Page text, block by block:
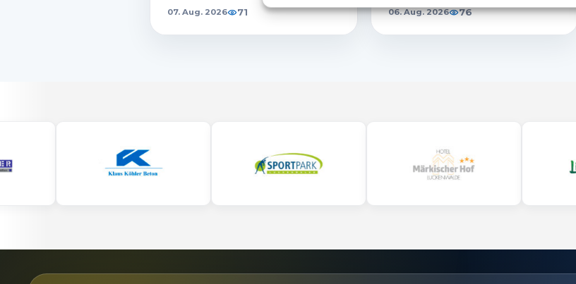
Gewährleistung der Sicherheit, Verhinderung und
Aufdeckung von Betrug und Fehlerbehebung,
Bereitstellung und Anzeige von Werbung und Inhalten,
07. Aug. 2026 71 06. Aug. 2026 76